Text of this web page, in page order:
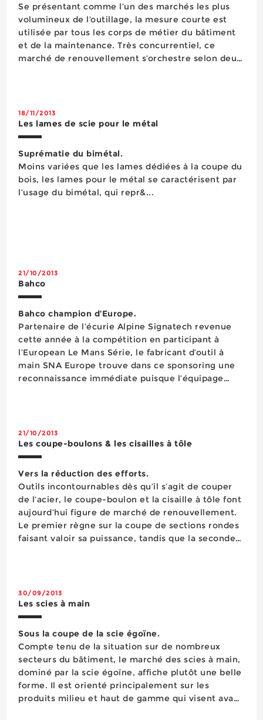
Se présentant comme l’un des marchés les plus
volumineux de l’outillage, la mesure courte est
utilisée par tous les corps de métier du bâtiment
et de la maintenance. Très concurrentiel, ce
marché de renouvellement s’orchestre selon deux
18/11/2013
Les lames de scie pour le métal
Suprématie du bimétal.
Moins variées que les lames dédiées à la coupe du
bois, les lames pour le métal se caractérisent par
l’usage du bimétal, qui repr&...
21/10/2013
Bahco
Bahco champion d’Europe.
Partenaire de l’écurie Alpine Signatech revenue
cette année à la compétition en participant à
l’European Le Mans Série, le fabricant d’outil à
main SNA Europe trouve dans ce sponsoring une
reconnaissance immédiate puisque l’équipage
21/10/2013
Les coupe-boulons & les cisailles à tôle
Vers la réduction des efforts.
Outils incontournables dès qu’il s’agit de couper
de l’acier, le coupe-boulon et la cisaille à tôle font
aujourd’hui figure de marché de renouvellement.
Le premier règne sur la coupe de sections rondes
faisant valoir sa puissance, tandis que la seconde
30/09/2013
Les scies à main
Sous la coupe de la scie égoïne.
Compte tenu de la situation sur de nombreux
secteurs du bâtiment, le marché des scies à main,
dominé par la scie égoïne, affiche plutôt une belle
forme. Il est orienté principalement sur les
produits milieu et haut de gamme qui visent avant